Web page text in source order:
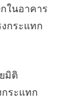
ในอาคาร
กระแทก
มิติ
กระแทก